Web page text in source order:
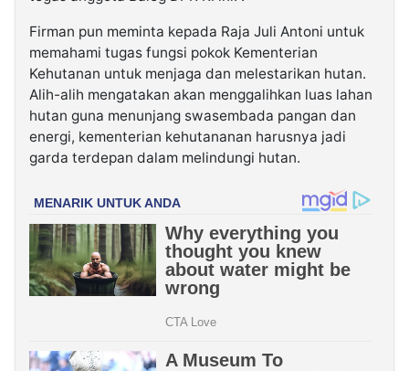
Firman pun meminta kepada Raja Juli Antoni untuk
memahami tugas fungsi pokok Kementerian
Kehutanan untuk menjaga dan melestarikan hutan.
Alih-alih mengatakan akan menggalihkan luas lahan
hutan guna menunjang swasembada pangan dan
energi, kementerian kehutananan harusnya jadi
garda terdepan dalam melindungi hutan.